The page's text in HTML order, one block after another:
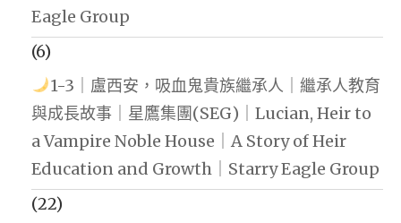
Eagle Group
(6)
1-3｜盧西安，吸血鬼貴族繼承人｜繼承人教育
與成長故事｜星鷹集團(SEG)｜Lucian, Heir to
a Vampire Noble House｜A Story of Heir
Education and Growth｜Starry Eagle Group
(22)